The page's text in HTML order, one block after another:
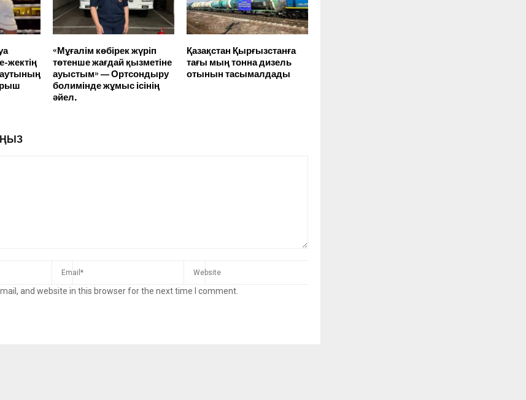
жектің
«Мұғалім көбірек жүріп
төтенше жағдай қызметіне
ауыстым» — Ортсондыру
болимінде жұмыс ісінің
әйел.
Қазақстан Қырғызстанға
тағы мың тонна дизель
отынын тасымалдады
and website in this browser for the next time I comment.